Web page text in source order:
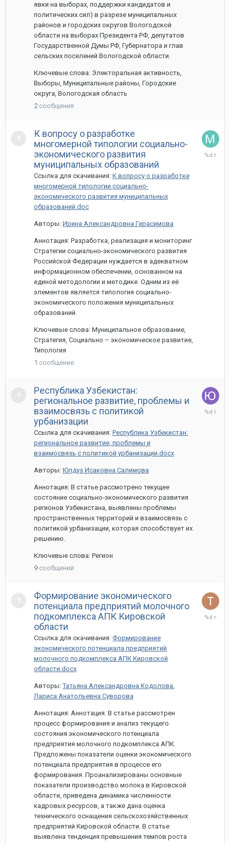
явки на выборах, поддержки кандидатов и
политических сил) в разрезе муниципальных
районов и городских округов Вологодской
области на выборах Президента РФ, депутатов
Государственной Думы РФ, Губернатора и глав
сельских поселений Вологодской области.
Ключевые слова: Электоральная активность,
Выборы, Муниципальные районы, Городские
округа, Вологодская область
2 сообщения
К вопросу о разработке
многомерной типологии социально-
экономического развития
муниципальных образований
Ссылка для скачивания: К вопросу о разработке
многомерной типологии социально-
экономического развития муниципальных
образований.doc
Авторы: Ирина Александровна Герасимова
Аннотация: Разработка, реализация и мониторинг
Стратегии социально-экономического развития
Российской Федерации нуждается в адекватном
информационном обеспечении, основанном на
единой методологии и методике. Одним из её
элементов является типология социально-
экономического положения муниципальных
образований.
Ключевые слова: Муниципальное образование,
Стратегия, Социально – экономическое развитие,
Типология
1 сообщение
12
Республика Узбекистан:
региональное развитие, проблемы и
взаимосвязь с политикой
урбанизации
Ссылка для скачивания: Республика Узбекистан:
региональное развитие, проблемы и
взаимосвязь с политикой урбанизации.docx
Авторы: Юлдуз Исаковна Салимова
Аннотация: В статье рассмотрено текущее
состояние социально-экономического развития
регионов Узбекистана, выявлены проблемы
пространственных территорий и взаимосвязь с
политикой урбанизации, которая способствует их
решению.
Ключевые слова: Регион
9 сообщений
13
Формирование экономического
потенциала предприятий молочного
подкомплекса АПК Кировской
области
Ссылка для скачивания: Формирование
экономического потенциала предприятий
молочного подкомплекса АПК Кировской
области.docx
Авторы:Татьяна Александровна Кодолова,
Лариса Анатольевна Суворова
Аннотация: Аннотация: В статье рассмотрен
процесс формирования и анализ текущего
состояния экономического потенциала
предприятия молочного подкомплекса АПК.
Предложены показатели оценки экономического
потенциала предприятия в процессе его
формирования. Проанализированы основные
показатели производство молока в Кировской
области, приведена динамика численности
кадровых ресурсов, а также дана оценка
технического оснащения сельскохозяйственных
предприятий Кировской области. В статье
выявлена тенденция превышения темпов роста
14